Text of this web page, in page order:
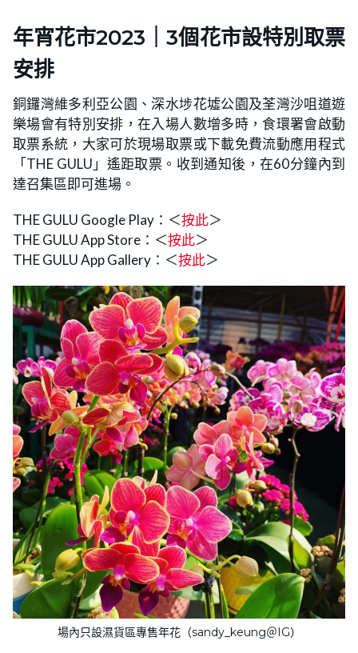
年宵花市2023｜3個花市設特別取票
安排
銅鑼灣維多利亞公園、深水埗花墟公園及荃灣沙咀道遊
樂場會有特別安排，在入場人數增多時，食環署會啟動
取票系統，大家可於現場取票或下載免費流動應用程式
「THE GULU」遙距取票。收到通知後，在60分鐘內到
達召集區即可進場。
THE GULU Google Play：＜按此＞
THE GULU App Store：＜按此＞
THE GULU App Gallery：＜按此＞
場內只設濕貨區專售年花（sandy_keung＠IG）